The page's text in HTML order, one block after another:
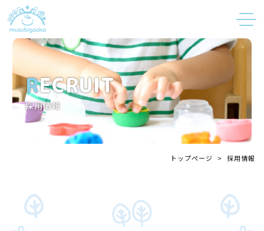
RECRUIT
採用情報
トップページ > 採用情報